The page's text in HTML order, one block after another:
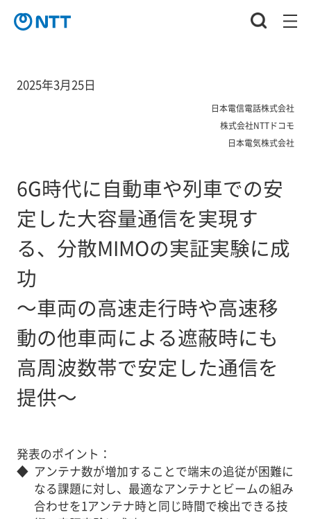
2025年3月25日
日本電信電話株式会社
株式会社NTTドコモ
日本電気株式会社
6G時代に自動車や列車での安
定した大容量通信を実現す
る、分散MIMOの実証実験に成
功
～車両の高速走行時や高速移
動の他車両による遮蔽時にも
高周波数帯で安定した通信を
提供～
発表のポイント：
◆ アンテナ数が増加することで端末の追従が困難に
なる課題に対し、最適なアンテナとビームの組み
合わせを1アンテナ時と同じ時間で検出できる技